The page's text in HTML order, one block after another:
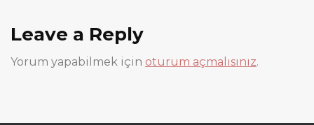
Leave a Reply
Yorum yapabilmek için oturum açmalısınız.